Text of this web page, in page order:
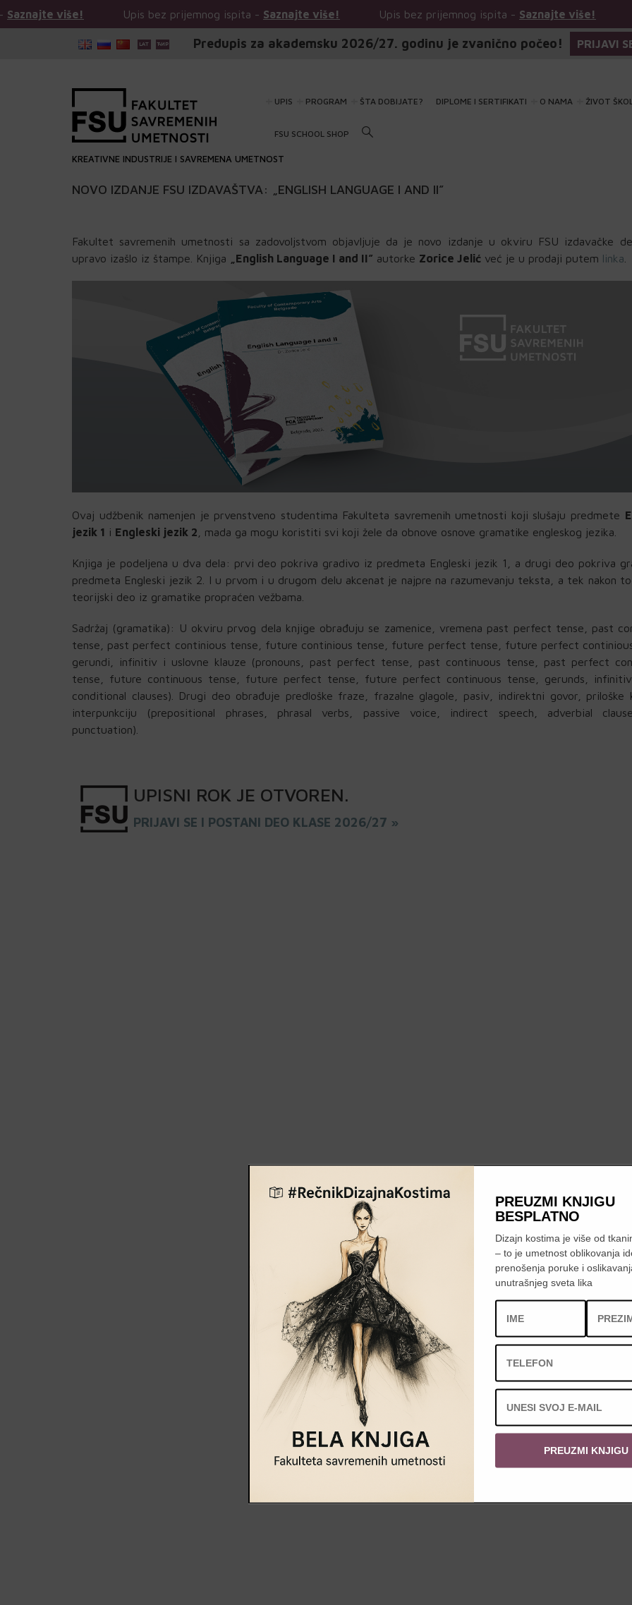
Upis bez prijemnog ispita -Saznajte više! Upis bez prijemnog ispita -Saznajte više! Upis bez
Predupis za akademsku 2026/27. godinu je zvanično počeo! PRIJAVI
UPIS PROGRAM ŠTA DOBIJATE? DIPLOME I SERTIFIKATI O NAMA ŽIVOT
FSU SCHOOL SHOP
KREATIVNE INDUSTRIJE I SAVREMENA UMETNOST
NOVO IZDANJE FSU IZDAVAŠTVA: „ENGLISH LANGUAGE I AND II”
Fakultet savremenih umetnosti sa zadovoljstvom objavljuje da je novo izdanje u okviru FSU izdavačke
upravo izašlo iz štampe. Knjiga
„English Language I and II” autorke Zorice Jelić već je u prodaji putem linka
Ovaj udžbenik namenjen je prvenstveno studentima Fakulteta savremenih umetnosti koji slušaju predmete
jezik 1 i Engleski jezik 2 , mada ga mogu koristiti svi koji žele da obnove osnove gramatike engleskog jezika.
Knjiga je podeljena u dva dela: prvi deo pokriva gradivo iz predmeta Engleski jezik 1, a drugi deo pokriva
predmeta Engleski jezik 2. I u prvom i u drugom delu akcenat je najpre na razumevanju teksta, a tek nakon
teorijski deo iz gramatike propraćen vežbama.
Sadržaj (gramatika): U okviru prvog dela knjige obrađuju se zamenice, vremena past perfect tense, past
tense, past perfect continious tense, future continious tense, future perfect tense, future perfect
gerundi, infinitiv i uslovne klauze (pronouns, past perfect tense, past continuous tense, past perfect
tense, future continuous tense, future perfect tense, future perfect continuous tense, gerunds,
conditional clauses). Drugi deo obrađuje predloške fraze, frazalne glagole, pasiv, indirektni govor, priloške
interpunkciju (prepositional phrases, phrasal verbs, passive voice, indirect speech, adverbial
punctuation).
UPISNI ROK JE OTVOREN.
PRIJAVI SE I POSTANI DEO KLASE 2026/27 »
PREUZMI KNJIGU
BESPLATNO
Dizajn kostima je više od
– to je umetnost oblikovanja
prenošenja poruke i
unutrašnjeg sveta lika
PREUZMI KNJIGU